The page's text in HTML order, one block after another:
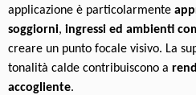
applicazione è particolarmente
soggiorni, ingressi ed ambienti
creare un punto focale visivo. La
tonalità calde contribuiscono a
accogliente.